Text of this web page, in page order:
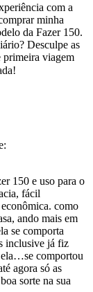
com a
minha
da Fazer 150.
Desculpe as
primeira viagem
150 e uso para o
fácil
como
ando mais em
se comporta
inclusive já fiz
comportou
agora só as
sorte na sua